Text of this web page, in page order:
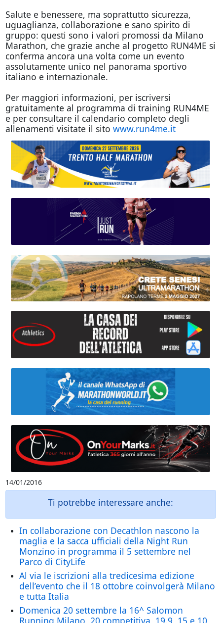
Salute e benessere, ma soprattutto sicurezza,
uguaglianza, collaborazione e sano spirito di
gruppo: questi sono i valori promossi da Milano
Marathon, che grazie anche al progetto RUN4ME si
conferma ancora una volta come un evento
assolutamente unico nel panorama sportivo
italiano e internazionale.
Per maggiori informazioni, per iscriversi
gratuitamente al programma di training RUN4ME
e per consultare il calendario completo degli
allenamenti visitate il sito www.run4me.it
14/01/2016
Ti potrebbe interessare anche:
In collaborazione con Decathlon nascono la
maglia e la sacca ufficiali della Night Run
Monzino in programma il 5 settembre nel
Parco di CityLife
Al via le iscrizioni alla tredicesima edizione
dell’evento che il 18 ottobre coinvolgerà Milano
e tutta Italia
Domenica 20 settembre la 16^ Salomon